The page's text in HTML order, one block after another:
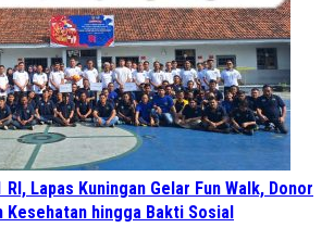
Lapas Kuningan Gelar Fun Walk, Donor
Kesehatan hingga Bakti Sosial